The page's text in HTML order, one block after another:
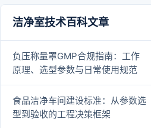
洁净室技术百科文章
负压称量罩GMP合规指南：工作
原理、选型参数与日常使用规范
食品洁净车间建设标准：从参数选
型到验收的工程决策框架